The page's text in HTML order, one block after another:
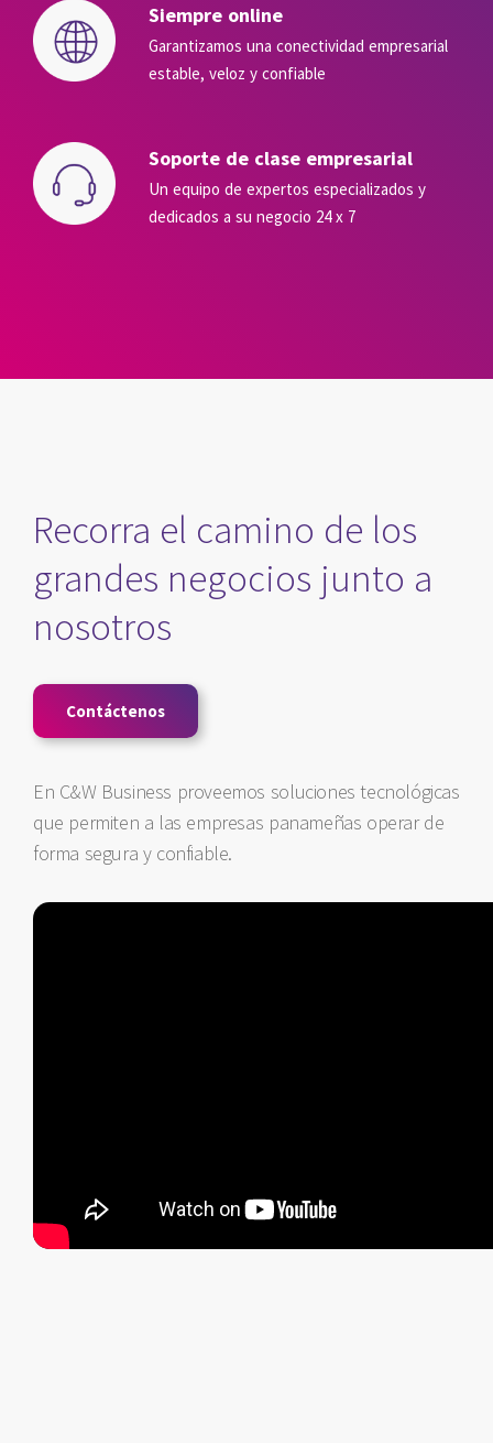
Siempre online
Garantizamos una conectividad empresarial
estable, veloz y confiable
Soporte de clase empresarial
Un equipo de expertos especializados y
dedicados a su negocio 24 x 7
Recorra el camino de los
grandes negocios junto a
nosotros
Contáctenos
En C&W Business proveemos soluciones tecnológicas
que permiten a las empresas panameñas operar de
forma segura y confiable.